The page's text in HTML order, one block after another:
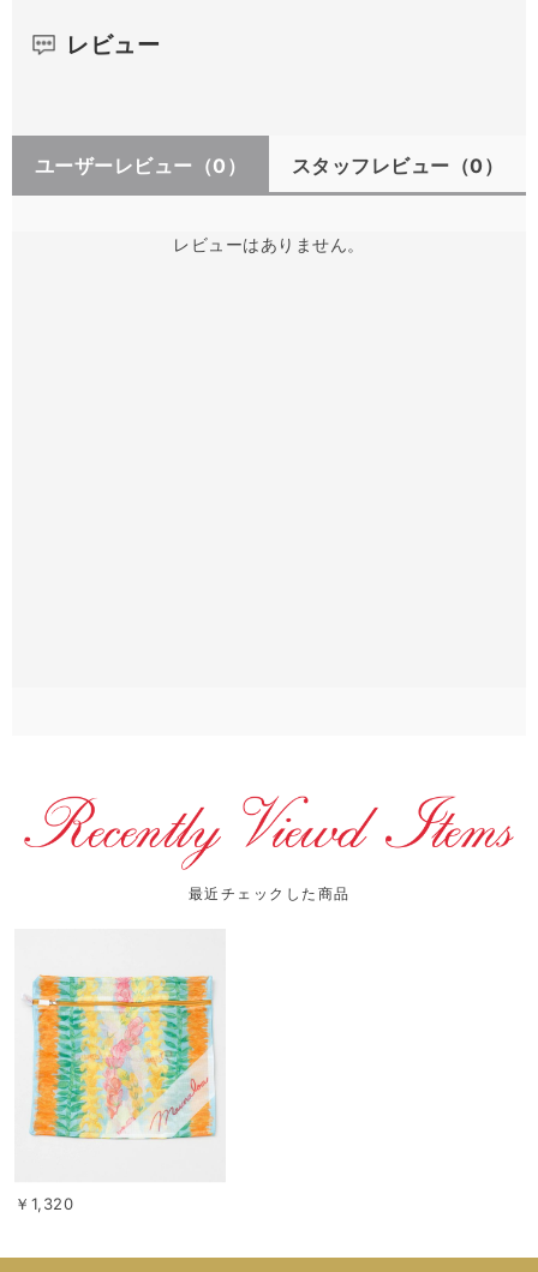
レビュー
ユーザーレビュー （0） スタッフレビュー （0）
レビューはありません。
最近チェックした商品
￥1,320